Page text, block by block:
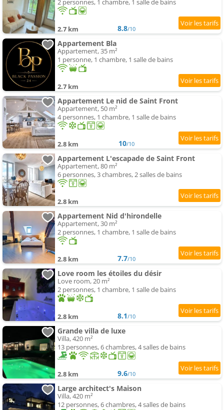
2 personnes, 1 chambre, 1 salle de bains
2.7 km 8.8/10
Appartement Bla
Appartement, 35 m²
1 personne, 1 chambre, 1 salle de bains
2.7 km
Appartement Le nid de Saint Front
Appartement, 50 m²
4 personnes, 1 chambre, 1 salle de bains
2.8 km 10/10
Appartement L'escapade de Saint Front
Appartement, 80 m²
6 personnes, 3 chambres, 2 salles de bains
2.8 km
Appartement Nid d'hirondelle
Appartement, 30 m²
2 personnes, 1 chambre, 1 salle de bains
2.8 km 7.7/10
Love room les étoiles du désir
Love room, 20 m²
2 personnes, 1 chambre, 1 salle de bains
2.8 km 8.1/10
Grande villa de luxe
Villa, 420 m²
13 personnes, 6 chambres, 4 salles de bains
2.8 km 9.6/10
Large architect's Maison
Villa, 420 m²
12 personnes, 6 chambres, 4 salles de bains